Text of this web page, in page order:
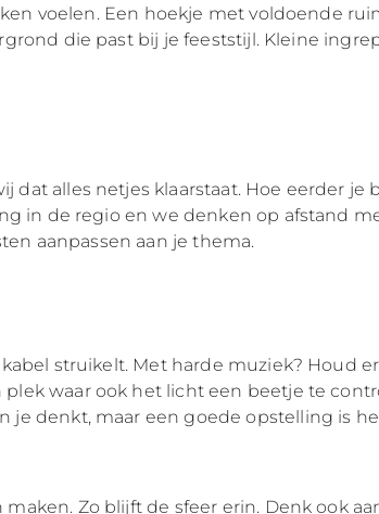
voelen. Een hoekje met voldoende
die past bij je feeststijl. Kleine
alles netjes klaarstaat. Hoe eerder
in de regio en we denken op afstand
aanpassen aan je thema.
struikelt. Met harde muziek? Houd
waar ook het licht een beetje te
denkt, maar een goede opstelling is
Zo blijft de sfeer erin. Denk ook